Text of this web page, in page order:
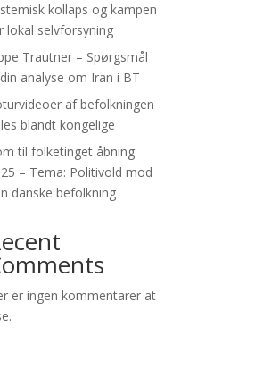
kollaps og kampen
lokal selvforsyning
Trautner – Spørgsmål
analyse om Iran i BT
af befolkningen
blandt kongelige
til folketinget åbning
– Tema: Politivold mod
danske befolkning
er ingen kommentarer at